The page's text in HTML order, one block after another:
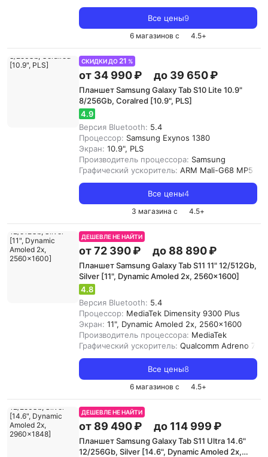
Все цены9
6 магазинов с 4.5+
СКИДКИ ДО21 %
от 34 990 ₽ до 39 650 ₽
Планшет Samsung Galaxy Tab S10 Lite 10.9"
8/256Gb, Coralred [10.9", PLS]
4.9
Версия Bluetooth: 5.4
Процессор: Samsung Exynos 1380
Экран: 10.9", PLS
Производитель процессора: Samsung
Графический ускоритель: ARM Mali-G68 MP5
Все цены4
3 магазина с 4.5+
ДЕШЕВЛЕ НЕ НАЙТИ
от 72 390 ₽ до 88 890 ₽
Планшет Samsung Galaxy Tab S11 11" 12/512Gb,
Silver [11", Dynamic Amoled 2x, 2560x1600]
4.8
Версия Bluetooth: 5.4
Процессор: MediaTek Dimensity 9300 Plus
Экран: 11", Dynamic Amoled 2x, 2560x1600
Производитель процессора: MediaTek
Графический ускоритель: Qualcomm Adreno 735
Все цены8
6 магазинов с 4.5+
ДЕШЕВЛЕ НЕ НАЙТИ
от 89 490 ₽ до 114 999 ₽
Планшет Samsung Galaxy Tab S11 Ultra 14.6"
12/256Gb, Silver [14.6", Dynamic Amoled 2x,